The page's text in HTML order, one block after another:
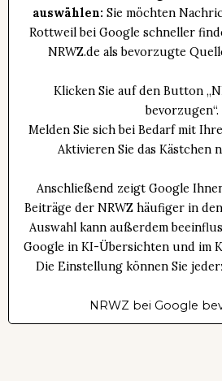
auswählen: Sie möchten
Rottweil bei Google schneller
NRWZ.de als bevorzugte
Klicken Sie auf den Button
bevorzugen“.
Melden Sie sich bei Bedarf mit
Aktivieren Sie das Kästchen
Anschließend zeigt Google
Beiträge der NRWZ häufiger in
Auswahl kann außerdem
Google in KI-Übersichten und im
Die Einstellung können Sie
NRWZ bei Google